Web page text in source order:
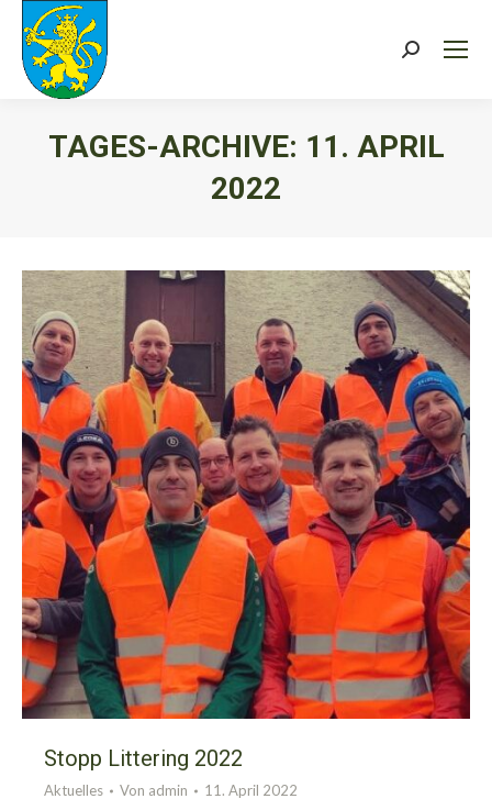
Search:
TAGES-ARCHIVE: 11. APRIL
2022
Stopp Littering 2022
Aktuelles Von admin 11. April 2022